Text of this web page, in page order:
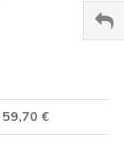
59,70 €